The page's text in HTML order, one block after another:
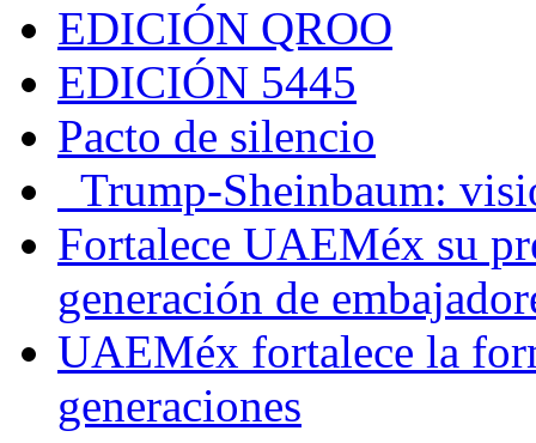
EDICIÓN QROO
EDICIÓN 5445
Pacto de silencio
Trump-Sheinbaum:
Fortalece UAEMéx su
generación de
UAEMéx fortalece la
generaciones